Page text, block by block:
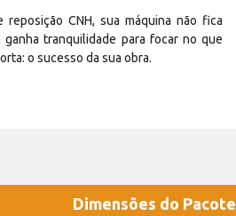
reposição CNH, sua máquina não fica
ganha tranquilidade para focar no que
o sucesso da sua obra.
Dimensões do Pacote